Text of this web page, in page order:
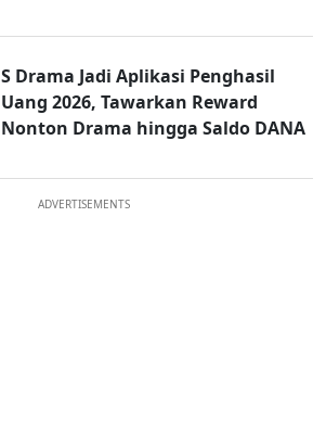
S Drama Jadi Aplikasi Penghasil
Uang 2026, Tawarkan Reward
Nonton Drama hingga Saldo DANA
ADVERTISEMENTS